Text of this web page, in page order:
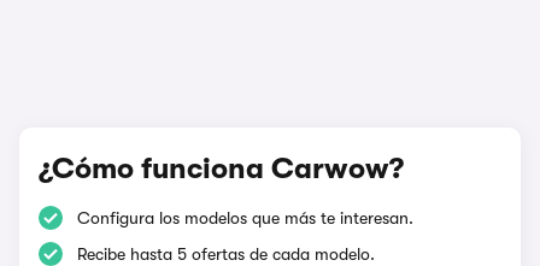
¿Cómo funciona Carwow?
Configura los modelos que más te interesan.
Recibe hasta 5 ofertas de cada modelo.